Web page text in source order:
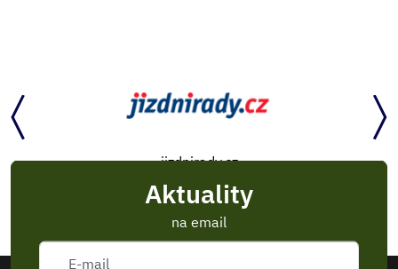
jizdnirady.cz
Aktuality
na email